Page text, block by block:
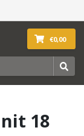
€0,00
18